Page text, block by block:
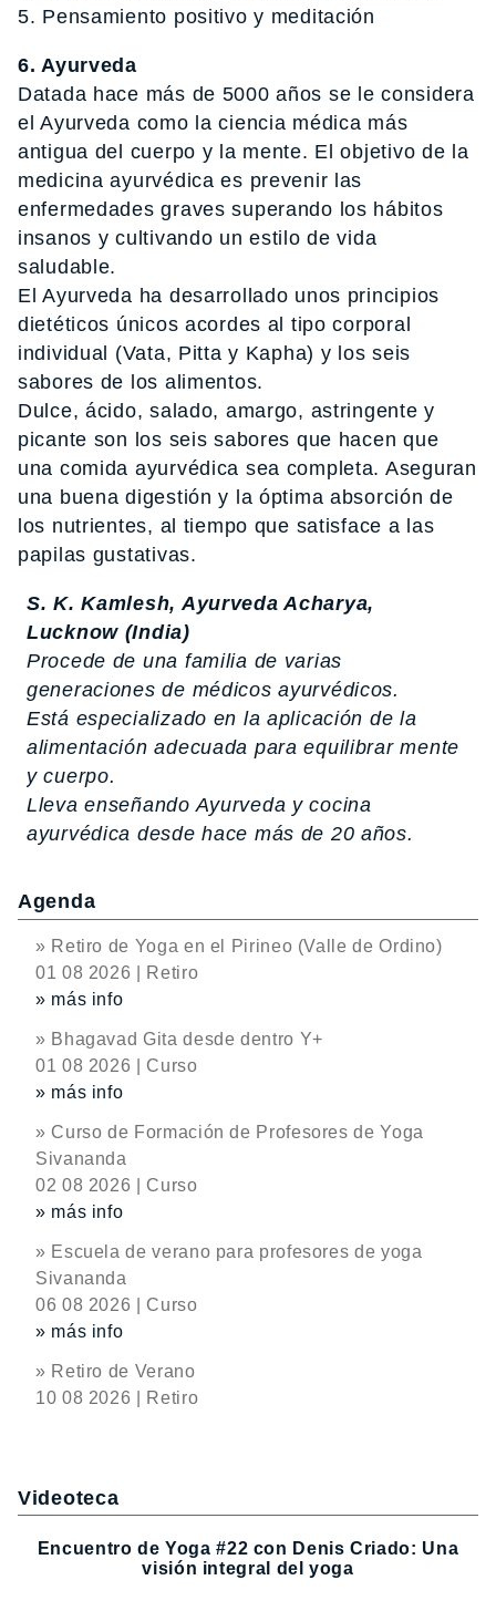
5. Pensamiento positivo y meditación
6. Ayurveda
Datada hace más de 5000 años se le considera
el Ayurveda como la ciencia médica más
antigua del cuerpo y la mente. El objetivo de la
medicina ayurvédica es prevenir las
enfermedades graves superando los hábitos
insanos y cultivando un estilo de vida
saludable.
El Ayurveda ha desarrollado unos principios
dietéticos únicos acordes al tipo corporal
individual (Vata, Pitta y Kapha) y los seis
sabores de los alimentos.
Dulce, ácido, salado, amargo, astringente y
picante son los seis sabores que hacen que
una comida ayurvédica sea completa. Aseguran
una buena digestión y la óptima absorción de
los nutrientes, al tiempo que satisface a las
papilas gustativas.
S. K. Kamlesh, Ayurveda Acharya,
Lucknow (India)
Procede de una familia de varias
generaciones de médicos ayurvédicos.
Está especializado en la aplicación de la
alimentación adecuada para equilibrar mente
y cuerpo.
Lleva enseñando Ayurveda y cocina
ayurvédica desde hace más de 20 años.
Agenda
» Retiro de Yoga en el Pirineo (Valle de Ordino)
01 08 2026 | Retiro
» más info
» Bhagavad Gita desde dentro Y+
01 08 2026 | Curso
» más info
» Curso de Formación de Profesores de Yoga
Sivananda
02 08 2026 | Curso
» más info
» Escuela de verano para profesores de yoga
Sivananda
06 08 2026 | Curso
» más info
» Retiro de Verano
10 08 2026 | Retiro
Videoteca
Encuentro de Yoga #22 con Denis Criado: Una
visión integral del yoga